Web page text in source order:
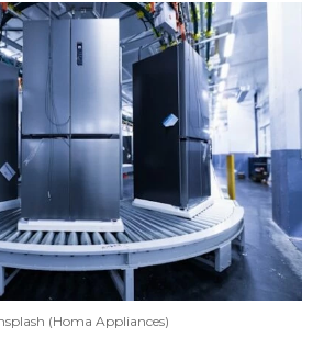
(Homa Appliances)